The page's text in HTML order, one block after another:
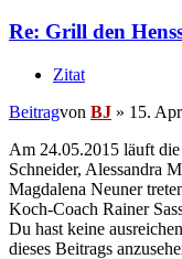
Re: Grill den
Zitat
Beitragvon BJ » 15.
Am 24.05.2015 läuft
Schneider, Alessandra
Magdalena Neuner
Koch-Coach Rainer
Du hast keine
dieses Beitrags